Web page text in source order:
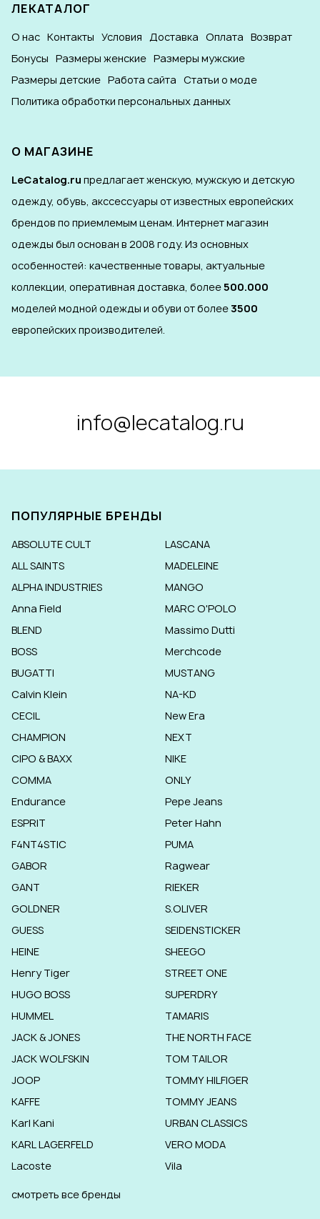
ЛЕКАТАЛОГ
О нас Контакты Условия Доставка Оплата Возврат
Бонусы Размеры женские Размеры мужские
Размеры детские Работа сайта Статьи о моде
Политика обработки персональных данных
О МАГАЗИНЕ
LeCatalog.ru предлагает женскую, мужскую и детскую
одежду, обувь, акссессуары от известных европейских
брендов по приемлемым ценам. Интернет магазин
одежды был основан в 2008 году. Из основных
особенностей: качественные товары, актуальные
коллекции, оперативная доставка, более500.000
моделей модной одежды и обуви от более3500
европейских производителей.
info@lecatalog.ru
ПОПУЛЯРНЫЕ БРЕНДЫ
ABSOLUTE CULT
ALL SAINTS
ALPHA INDUSTRIES
Anna Field
BLEND
BOSS
BUGATTI
Calvin Klein
CECIL
CHAMPION
CIPO & BAXX
COMMA
Endurance
ESPRIT
F4NT4STIC
GABOR
GANT
GOLDNER
GUESS
HEINE
Henry Tiger
HUGO BOSS
HUMMEL
JACK & JONES
JACK WOLFSKIN
JOOP
KAFFE
Karl Kani
KARL LAGERFELD
Lacoste
LASCANA
MADELEINE
MANGO
MARC O'POLO
Massimo Dutti
Merchcode
MUSTANG
NA-KD
New Era
NEXT
NIKE
ONLY
Pepe Jeans
Peter Hahn
PUMA
Ragwear
RIEKER
S.OLIVER
SEIDENSTICKER
SHEEGO
STREET ONE
SUPERDRY
TAMARIS
THE NORTH FACE
TOM TAILOR
TOMMY HILFIGER
TOMMY JEANS
URBAN CLASSICS
VERO MODA
Vila
смотреть все бренды